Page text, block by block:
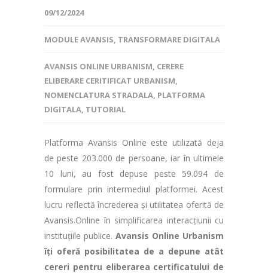
09/12/2024
MODULE AVANSIS, TRANSFORMARE DIGITALA
AVANSIS ONLINE URBANISM, CERERE
ELIBERARE CERITIFICAT URBANISM,
NOMENCLATURA STRADALA, PLATFORMA
DIGITALA, TUTORIAL
Platforma Avansis Online este utilizată deja
de peste 203.000 de persoane, iar în ultimele
10 luni, au fost depuse peste 59.094 de
formulare prin intermediul platformei. Acest
lucru reflectă încrederea și utilitatea oferită de
Avansis.Online în simplificarea interacțiunii cu
instituțiile publice. Avansis Online Urbanism
îți oferă posibilitatea de a depune atât
cereri pentru eliberarea certificatului de